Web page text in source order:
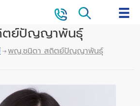
ตย์ปัญญาพันธุ์
พญ.ชนิดา สถิตย์ปัญญาพันธุ์